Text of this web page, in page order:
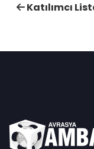
Katılımcı